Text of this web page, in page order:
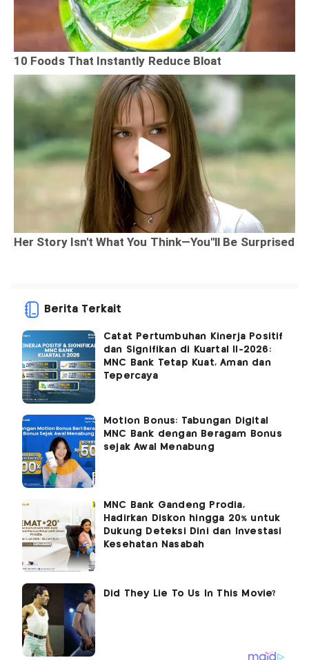
Berita Terkait
Catat Pertumbuhan Kinerja Positif
dan Signifikan di Kuartal II-2026:
MNC Bank Tetap Kuat, Aman dan
Tepercaya
Motion Bonus: Tabungan Digital
MNC Bank dengan Beragam Bonus
sejak Awal Menabung
MNC Bank Gandeng Prodia,
Hadirkan Diskon hingga 20% untuk
Dukung Deteksi Dini dan Investasi
Kesehatan Nasabah